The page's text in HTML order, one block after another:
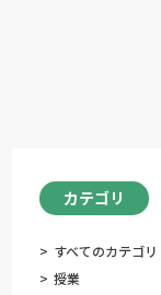
カテゴリ
> すべてのカテゴリ
> 授業